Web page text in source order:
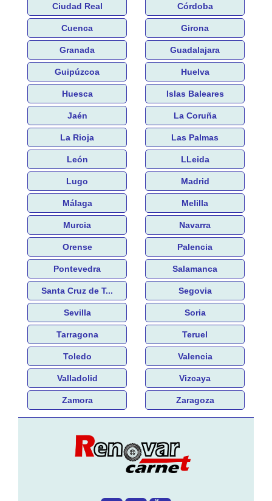
Ciudad Real Córdoba
Cuenca Girona
Granada Guadalajara
Guipúzcoa Huelva
Huesca Islas Baleares
Jaén La Coruña
La Rioja Las Palmas
León LLeida
Lugo Madrid
Málaga Melilla
Murcia Navarra
Orense Palencia
Pontevedra Salamanca
Santa Cruz de T... Segovia
Sevilla Soria
Tarragona Teruel
Toledo Valencia
Valladolid Vizcaya
Zamora Zaragoza